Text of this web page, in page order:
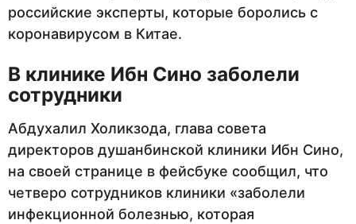
российские эксперты, которые боролись с
коронавирусом в Китае.
В клинике Ибн Сино заболели
сотрудники
Абдухалил Холикзода, глава совета
директоров душанбинской клиники Ибн Сино,
на своей странице в фейсбуке сообщил, что
четверо сотрудников клиники «заболели
инфекционной болезнью, которая